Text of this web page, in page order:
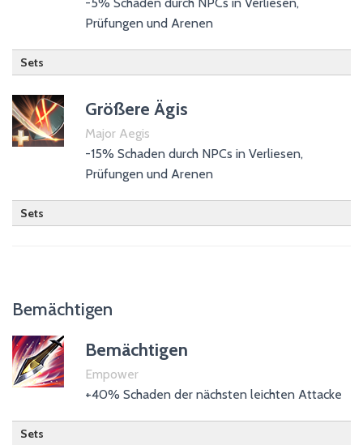
Schändung
Unsicherheit
Verkrüppeln
Verstümmeln
Verwundbarkeit
Prüfungen und Arenen
Sets
Größere Ägis
Major Aegis
-15% Schaden durch NPCs in Verliesen,
Prüfungen und Arenen
Sets
Bemächtigen
Bemächtigen
Empower
+40% Schaden der nächsten leichten Attacke
Sets